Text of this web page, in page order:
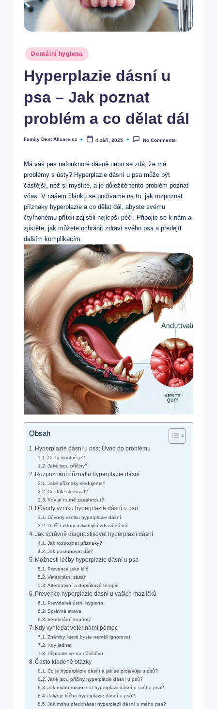
Posted
in
Dentální hygiena
Hyperplazie dásní u
psa – Jak poznat
problém a co dělat dál
Posted
Family Dent Allcare.cz 4 září, 2025 No Comments
Má váš pes nafouknuté dásně nebo se zdá, že má
problémy s ústy? Hyperplazie dásní u psa může být
častější, než si myslíte, a je důležité tento problém poznat
včas. V našem článku se podíváme na to, jak rozpoznat
příznaky hyperplazie a co dělat dál, abyste svému
čtyřnohému příteli zajistili nejlepší péči. Připojte se k nám a
zjistěte, jak můžete ochránit zdraví svého psa a předejít
dalším komplikacím.
Obsah
Hyperplazie dásní u psa: Úvod do problému
Co to vlastně je?
Jaké jsou příčiny?
Rozpoznání příznaků hyperplazie dásní
Jaké příznaky sledujeme?
Co dále sledovat?
Kdy je nutné zasáhnout?
Důvody vzniku hyperplazie dásní u psů
Důvody vzniku hyperplazie dásní
Další faktory ovlivňující zdraví dásní
Jak správně diagnostikovat hyperplazii dásní
Jak rozpoznat příznaky?
Jak postupovat dál?
Možnosti léčby hyperplazie dásní u psa
Prevence jako klíč
Veterinární zásah
Alternativní a doplňkové terapie
Prevence hyperplazie dásní u vašich mazlíčků
Pravidelná ústní hygiena
Správná strava
Veterinární kontroly
Kdy vyhledat veterinární pomoc
Známky, které byste neměli ignorovat
Kdy jednat
Připravte se na návštěvu
Často kladené otázky
Co je hyperplazie dásní a jak se projevuje u psů?
Jaké jsou příčiny hyperplazie dásní u psů?
Jak mohu rozpoznat hyperplazii dásní u svého psa?
Jaká je léčba hyperplazie dásní u psů?
Jak mohu předcházet hyperplazii dásní u mého psa?